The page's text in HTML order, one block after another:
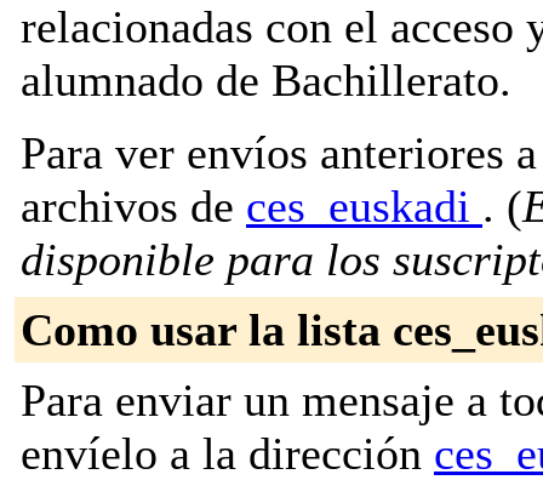
relacionadas con el
alumnado de Bachillerato.
Para ver envíos anteriores
archivos de ces_euskadi . (
disponible para los
Como usar la lista
Para enviar un mensaje a
envíelo a la dirección